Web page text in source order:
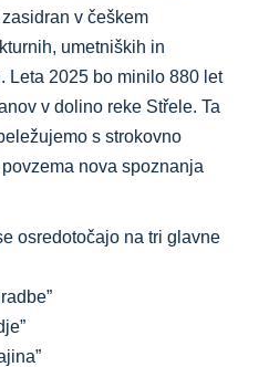
v češkem
umetniških in
Leta 2025 bo minilo 880 let
v dolino reke Střele. Ta
s strokovno
nova spoznanja
osredotočajo na tri glavne